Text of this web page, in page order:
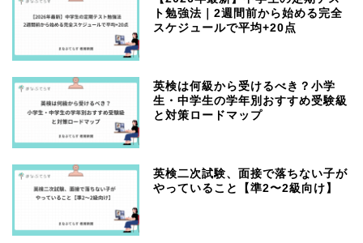
ト勉強法｜2週間前から始める完全
スケジュールで平均+20点
英検は何級から受けるべき？小学
生・中学生の学年別おすすめ受験級
と対策ロードマップ
英検二次試験、面接で落ちない子が
やっていること【準2〜2級向け】